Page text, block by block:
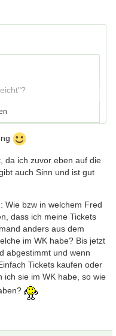
Kriterien, die
lassen:
über einen
und Freischaltungen.
etwas sensiblere
Radar und Vereine, der
liest hier mit
wir haben ja nichts zu
da ich zuvor eben auf die
auch Sinn und ist gut
Wie bzw in welchem Fred
dass ich meine Tickets
anders aus dem
im WK habe? Bis jetzt
abgestimmt und wenn
Tickets kaufen oder
ich sie im WK habe, so wie